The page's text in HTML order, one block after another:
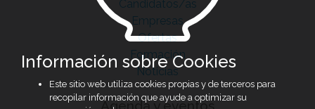
Candidatos/as
Empresas
Ofertas
Formación
Noticias
Agenda y eventos
Información sobre Cookies
Este sitio web utiliza cookies propias y de terceros para
recopilar información que ayude a optimizar su